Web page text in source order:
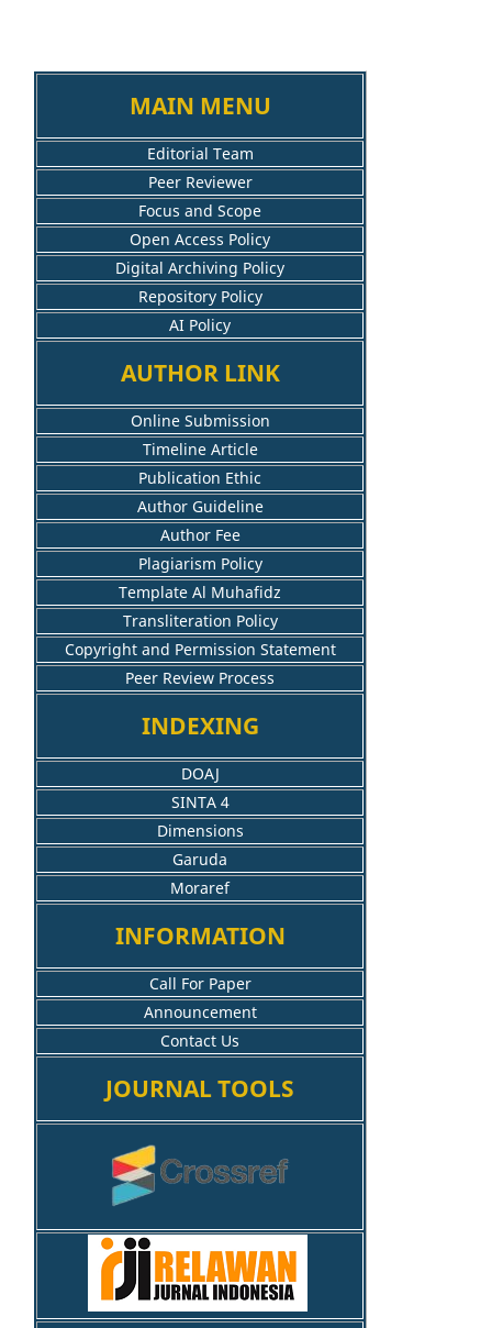
MAIN MENU
Editorial Team
Peer Reviewer
Focus and Scope
Open Access Policy
Digital Archiving Policy
Repository Policy
AI Policy
AUTHOR LINK
Online Submission
Timeline Article
Publication Ethic
Author Guideline
Author Fee
Plagiarism Policy
Template Al Muhafidz
Transliteration Policy
Copyright and Permission Statement
Peer Review Process
INDEXING
DOAJ
SINTA 4
Dimensions
Garuda
Moraref
INFORMATION
Call For Paper
Announcement
Contact Us
JOURNAL TOOLS